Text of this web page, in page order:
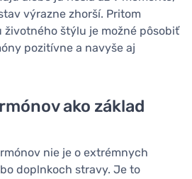
výrazne zhorší. Pritom
životného štýlu je možné pôsobiť
pozitívne a navyše aj
ako základ
nie je o extrémnych
doplnkoch stravy. Je to